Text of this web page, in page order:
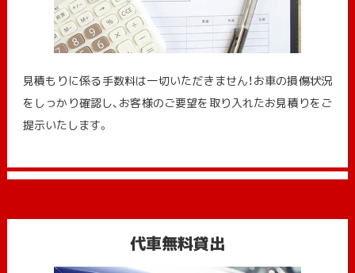
見積もりに係る手数料は一切いただきません！お車の損傷状況
をしっかり確認し、お客様のご要望を取り入れたお見積りをご
提示いたします。
代車無料貸出